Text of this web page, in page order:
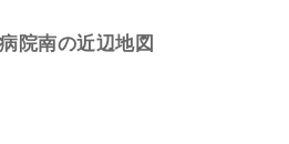
院南の近辺地図